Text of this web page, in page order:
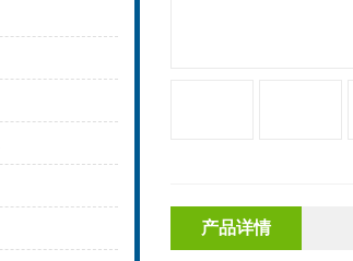
产品详情